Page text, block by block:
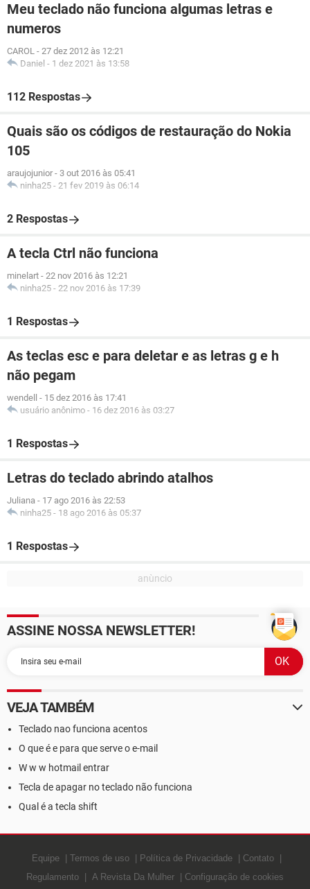
Meu teclado não funciona algumas letras e
numeros
CAROL - 27 dez 2012 às 12:21
Daniel - 1 dez 2021 às 13:58
112 Respostas
Quais são os códigos de restauração do Nokia
105
araujojunior - 3 out 2016 às 05:41
ninha25 - 21 fev 2019 às 06:14
2 Respostas
A tecla Ctrl não funciona
minelart - 22 nov 2016 às 12:21
ninha25 - 22 nov 2016 às 17:39
1 Respostas
As teclas esc e para deletar e as letras g e h
não pegam
wendell - 15 dez 2016 às 17:41
usuário anônimo - 16 dez 2016 às 03:27
1 Respostas
Letras do teclado abrindo atalhos
Juliana - 17 ago 2016 às 22:53
ninha25 - 18 ago 2016 às 05:37
1 Respostas
ASSINE NOSSA NEWSLETTER!
VEJA TAMBÉM
Teclado nao funciona acentos
O que é e para que serve o e-mail
W w w hotmail entrar
Tecla de apagar no teclado não funciona
Qual é a tecla shift
Equipe Termos de uso Política de Privacidade
Contato
Regulamento
A Revista Da Mulher Configuração de cookies